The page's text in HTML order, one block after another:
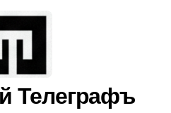
Телеграфъ